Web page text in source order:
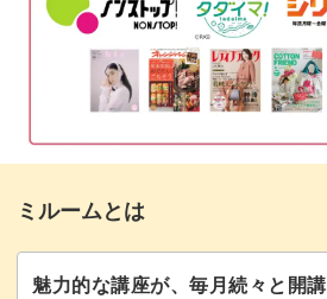
ミルームとは
魅力的な講座が、毎月続々と開講